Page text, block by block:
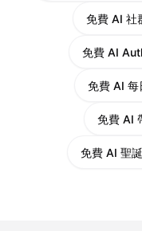
免費 AI 社
免費 AI
免費 AI
免費 AI
免費 AI 聖